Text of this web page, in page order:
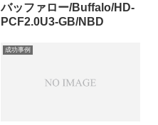
バッファロー/Buffalo/HD-
PCF2.0U3-GB/NBD
成功事例